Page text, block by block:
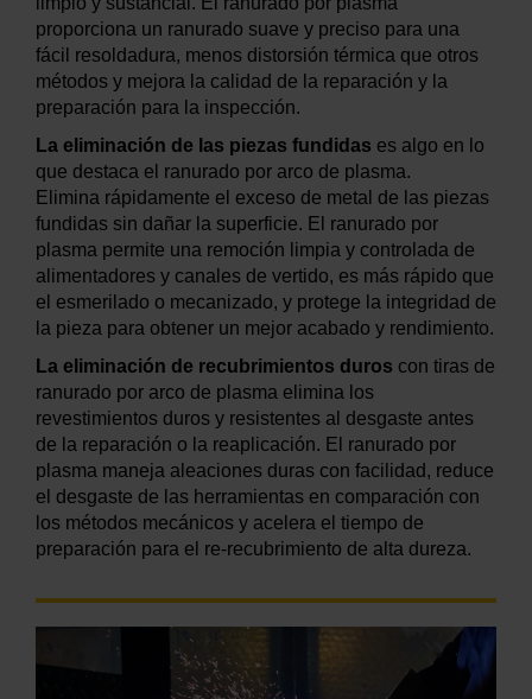
proporciona un ranurado suave y preciso para una
fácil resoldadura, menos distorsión térmica que otros
métodos y mejora la calidad de la reparación y la
preparación para la inspección.
La eliminación de las piezas fundidas es algo en lo
que destaca el ranurado por arco de plasma.
Elimina rápidamente el exceso de metal de las piezas
fundidas sin dañar la superficie. El ranurado por
plasma permite una remoción limpia y controlada de
alimentadores y canales de vertido, es más rápido que
el esmerilado o mecanizado, y protege la integridad de
la pieza para obtener un mejor acabado y rendimiento.
La eliminación de recubrimientos duros con tiras de
ranurado por arco de plasma elimina los
revestimientos duros y resistentes al desgaste antes
de la reparación o la reaplicación. El ranurado por
plasma maneja aleaciones duras con facilidad, reduce
el desgaste de las herramientas en comparación con
los métodos mecánicos y acelera el tiempo de
preparación para el re-recubrimiento de alta dureza.